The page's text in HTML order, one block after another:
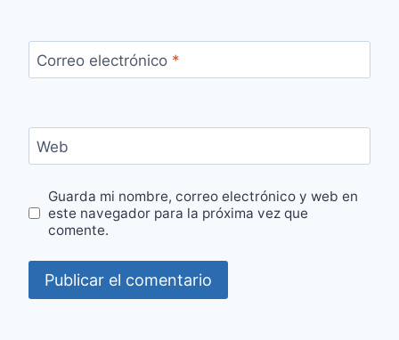
Correo electrónico *
Web
Guarda mi nombre, correo electrónico y web en
este navegador para la próxima vez que
comente.